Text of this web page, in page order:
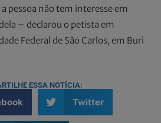
pessoa não tem interesse em
– declarou o petista em
Federal de São Carlos, em Buri
ESSA NOTÍCIA:
Twitter